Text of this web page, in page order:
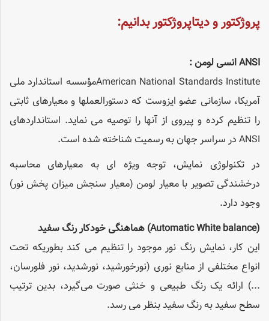
پروژکتور و دیتاپروژکتور بدانیم:
ANSIانسی لومن:
American National Standards Instituteمؤسسه استاندارد ملی
آمریکا، سازمانی عضو ایزوست که دستورالعملها و معیارهای ثابتی
را تنظیم کرده و پیروی از آنها را توصیه می نماید. استانداردهای
ANSI در سراسر جهان به رسمیت شناخته شده است.
در تکنولوژی نمایش، توجه ویژه ای به معیارهای محاسبه
درخشندگی تصویر با معیار لومن (معیار سنجش میزان پخش نور)
وجود دارد.
(Automatic White balance)
هماهنگی خودکار رنگ سفید
این کار، نمایش رنگ نور موجود را تنظیم می کند بطوریکه تحت
انواع مختلفی از منابع نوری (‌نورخورشید، نورشدید، نور فلورسان،
...) ارائه یک رنگ طبیعی و خنثی صورت می‌گیرد، بدین ترتیب
سطح سفید به رنگ سفید بنظر می رسد.